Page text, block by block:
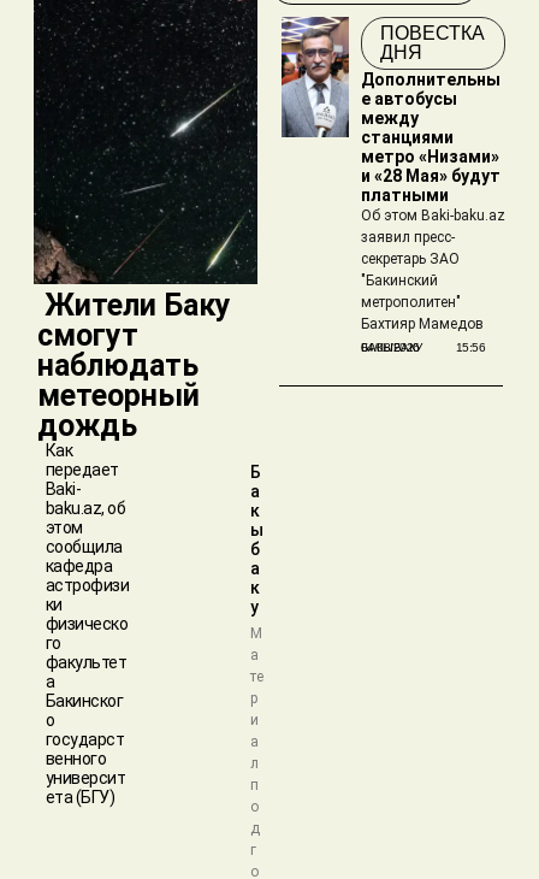
​ Жители Баку
смогут
наблюдать
метеорный
дождь
Как
передает
Baki-
baku.az, об
этом
сообщила
кафедра
астрофизи
ки
физическо
го
факультет
а
Бакинског
о
государст
венного
университ
ета (БГУ)
Б
а
к
ы
б
а
к
у
М
а
те
р
и
а
л
п
о
д
г
о
ПОВЕСТКА
ДНЯ
Дополнительны
е автобусы
между
станциями
метро «Низами»
и «28 Мая» будут
платными
Об этом Baki-baku.az
заявил пресс-
секретарь ЗАО
"Бакинский
метрополитен"
Бахтияр Мамедов
БАКЫБАКУ
04/08/2026 15:56